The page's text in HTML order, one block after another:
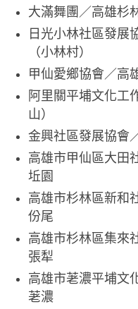
大滿舞團／高雄杉
日光小林社區發展
（小林村）
甲仙愛鄉協會／高
阿里關平埔文化工
山）
金興社區發展協會
高雄市甲仙區大田
坵園
高雄市杉林區新和
份尾
高雄市杉林區集來
張犁
高雄市荖濃平埔文
荖濃